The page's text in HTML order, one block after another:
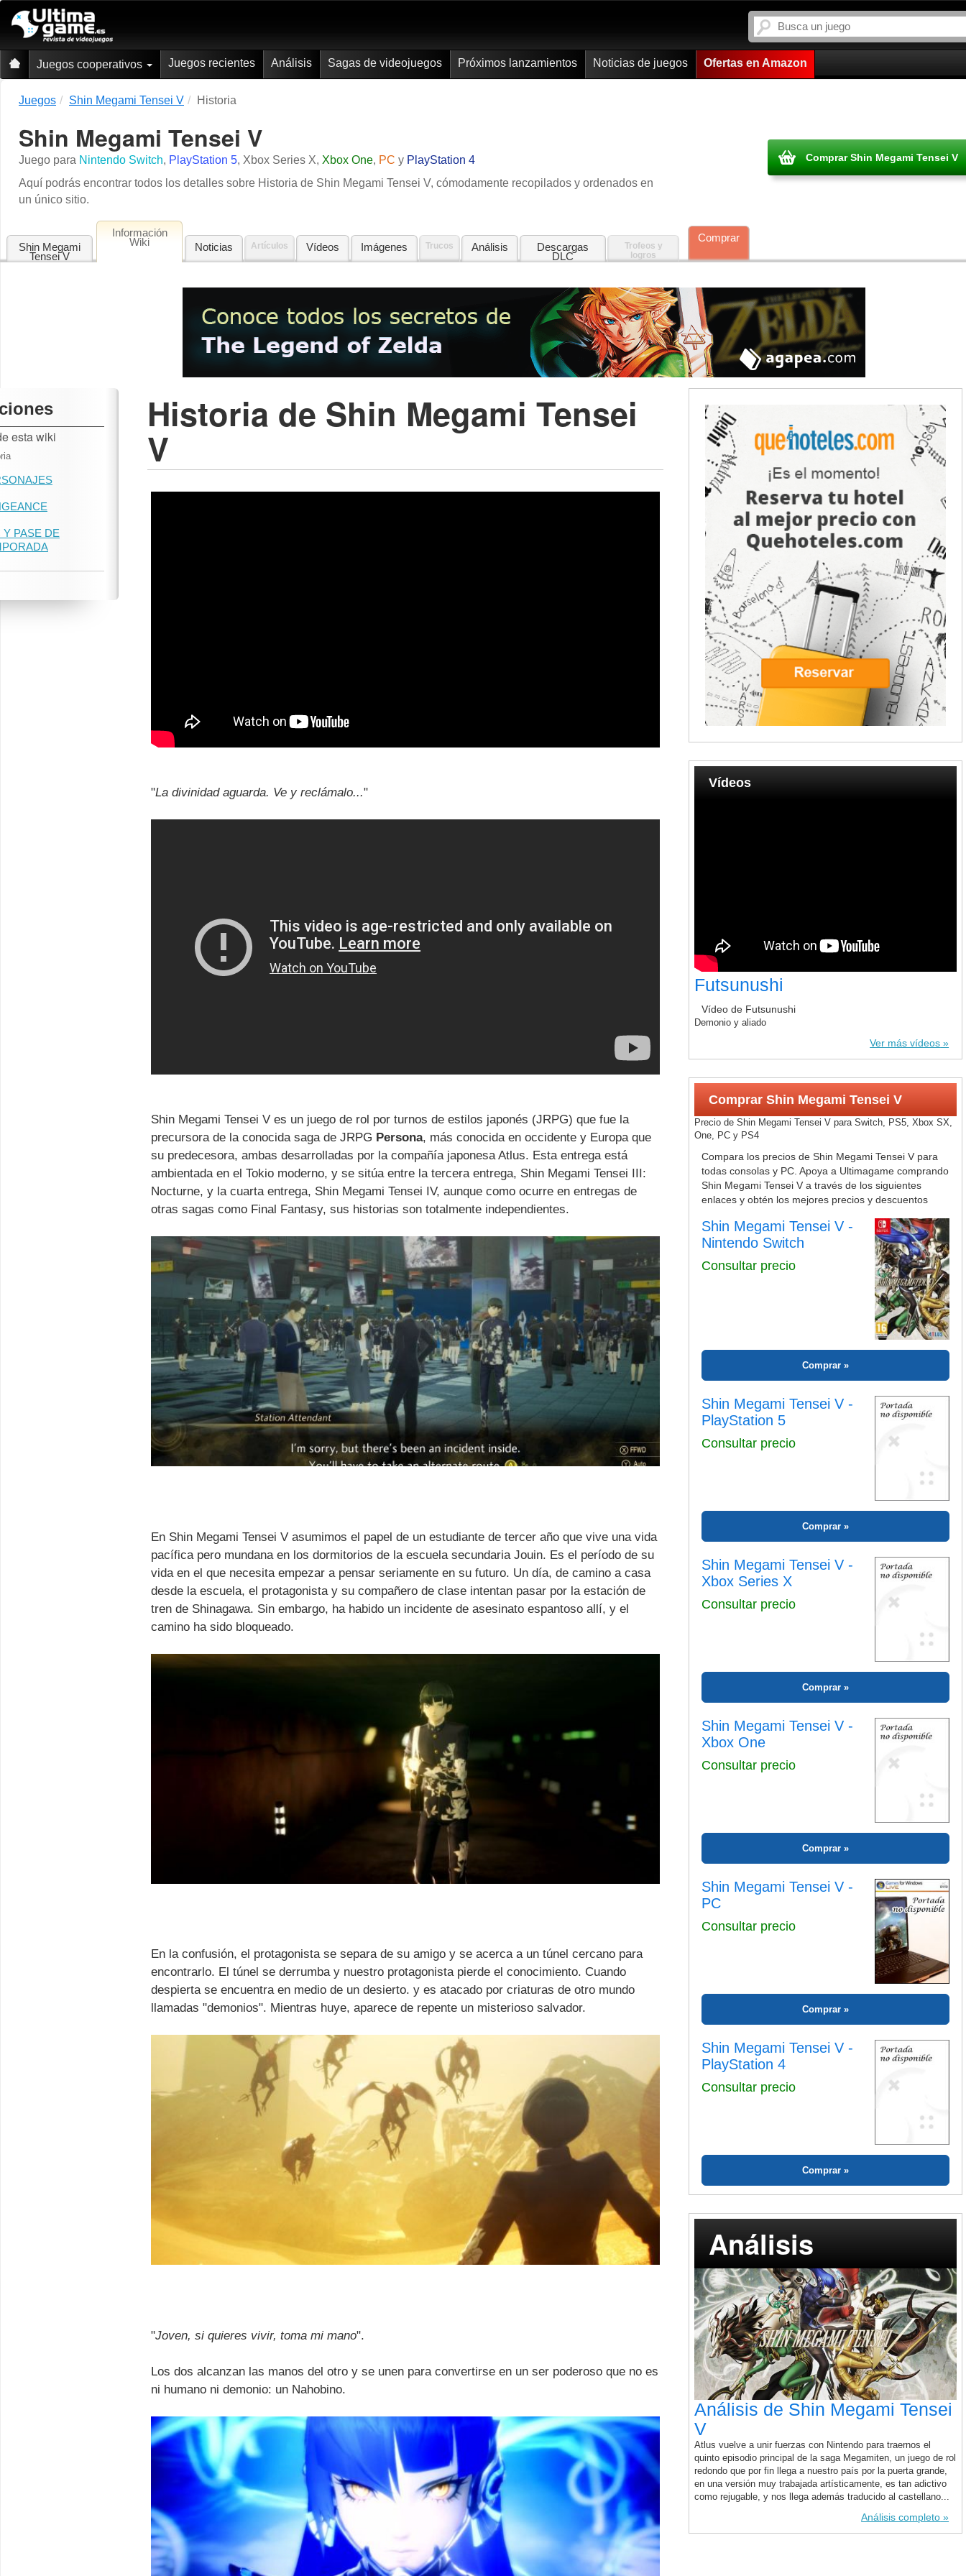
Juegos cooperativos Juegos recientes Análisis Sagas de videojuegos Próximos lanzamientos Noticias de juegos Ofertas en Amazon
Juegos Shin Megami Tensei V Historia
Shin Megami Tensei V
Juego para Nintendo Switch, PlayStation 5, Xbox Series X, Xbox One, PC y PlayStation 4
Aquí podrás encontrar todos los detalles sobre Historia de Shin Megami Tensei V, cómodamente recopilados y ordenados en
un único sitio.
Comprar Shin Megami Tensei V
Shin Megami
Tensei V
Información
Wiki Noticias Artículos Vídeos Imágenes Trucos Análisis Descargas
DLC
Trofeos y
logros
Comprar
esta wiki
Y PASE DE
Historia de Shin Megami Tensei
V
"La divinidad aguarda. Ve y reclámalo..."
Shin Megami Tensei V es un juego de rol por turnos de estilos japonés (JRPG) que fue la
precursora de la conocida saga de JRPG Persona, más conocida en occidente y Europa que
su predecesora, ambas desarrolladas por la compañía japonesa Atlus. Esta entrega está
ambientada en el Tokio moderno, y se sitúa entre la tercera entrega, Shin Megami Tensei III:
Nocturne, y la cuarta entrega, Shin Megami Tensei IV, aunque como ocurre en entregas de
otras sagas como Final Fantasy, sus historias son totalmente independientes.
En Shin Megami Tensei V asumimos el papel de un estudiante de tercer año que vive una vida
pacífica pero mundana en los dormitorios de la escuela secundaria Jouin. Es el período de su
vida en el que necesita empezar a pensar seriamente en su futuro. Un día, de camino a casa
desde la escuela, el protagonista y su compañero de clase intentan pasar por la estación de
tren de Shinagawa. Sin embargo, ha habido un incidente de asesinato espantoso allí, y el
camino ha sido bloqueado.
En la confusión, el protagonista se separa de su amigo y se acerca a un túnel cercano para
encontrarlo. El túnel se derrumba y nuestro protagonista pierde el conocimiento. Cuando
despierta se encuentra en medio de un desierto. y es atacado por criaturas de otro mundo
llamadas "demonios". Mientras huye, aparece de repente un misterioso salvador.
"Joven, si quieres vivir, toma mi mano".
Los dos alcanzan las manos del otro y se unen para convertirse en un ser poderoso que no es
ni humano ni demonio: un Nahobino.
Vídeos
Futsunushi
Vídeo de Futsunushi
Demonio y aliado
Ver más vídeos
Comprar Shin Megami Tensei V
Precio de Shin Megami Tensei V para Switch, PS5, Xbox SX,
One, PC y PS4
Compara los precios de Shin Megami Tensei V para
todas consolas y PC. Apoya a Ultimagame comprando
Shin Megami Tensei V a través de los siguientes
enlaces y obtén los mejores precios y descuentos
Shin Megami Tensei V -
Nintendo Switch
Consultar precio
Comprar
Shin Megami Tensei V -
PlayStation 5
Consultar precio
Comprar
Shin Megami Tensei V -
Xbox Series X
Consultar precio
Comprar
Shin Megami Tensei V -
Xbox One
Consultar precio
Comprar
Shin Megami Tensei V -
PC
Consultar precio
Comprar
Shin Megami Tensei V -
PlayStation 4
Consultar precio
Comprar
Análisis
Análisis de Shin Megami Tensei
V
Atlus vuelve a unir fuerzas con Nintendo para traernos el
quinto episodio principal de la saga Megamiten, un juego de rol
redondo que por fin llega a nuestro país por la puerta grande,
en una versión muy trabajada artísticamente, es tan adictivo
como rejugable, y nos llega además traducido al castellano...
Análisis completo